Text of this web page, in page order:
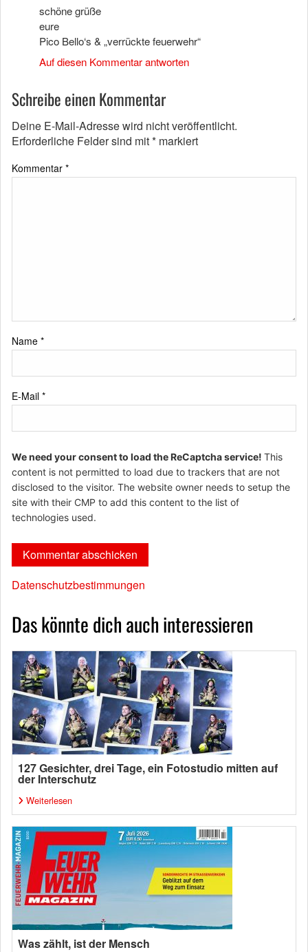
schöne grüße
eure
Pico Bello‘s & „verrückte feuerwehr“
Auf diesen Kommentar antworten
Schreibe einen Kommentar
Deine E-Mail-Adresse wird nicht veröffentlicht.
Erforderliche Felder sind mit* markiert
Kommentar *
Name *
E-Mail *
We need your consent to load the ReCaptcha service! This
content is not permitted to load due to trackers that are not
disclosed to the visitor. The website owner needs to setup the
site with their CMP to add this content to the list of
technologies used.
Datenschutzbestimmungen
Das könnte dich auch interessieren
127 Gesichter, drei Tage, ein Fotostudio mitten auf
der Interschutz
Weiterlesen
Was zählt, ist der Mensch